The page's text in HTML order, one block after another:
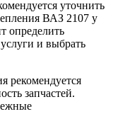
уточнить
ВАЗ 2107 у
определить
и выбрать
рекомендуется
запчастей.